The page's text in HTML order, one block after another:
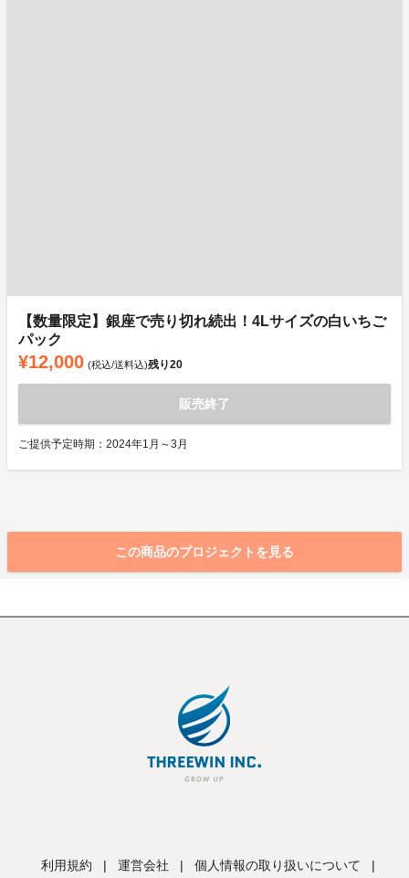
【数量限定】銀座で売り切れ続出！4Lサイズの白いちご
パック
¥12,000 (税込/送料込)残り20
販売終了
ご提供予定時期：2024年1月～3月
この商品のプロジェクトを見る
利用規約 | 運営会社 | 個人情報の取り扱いについて |